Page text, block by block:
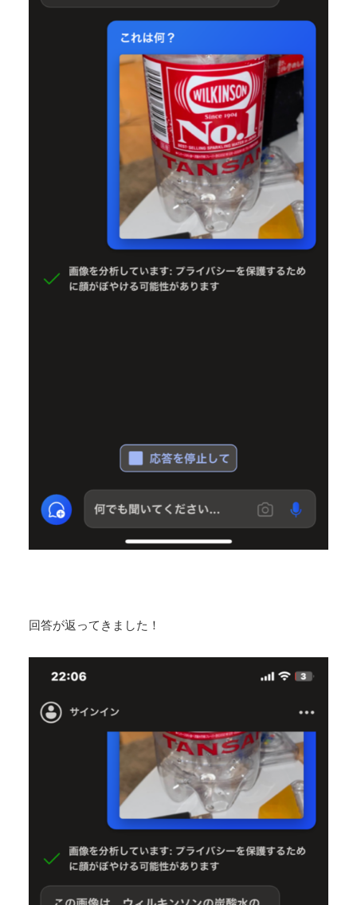
回答が返ってきました！